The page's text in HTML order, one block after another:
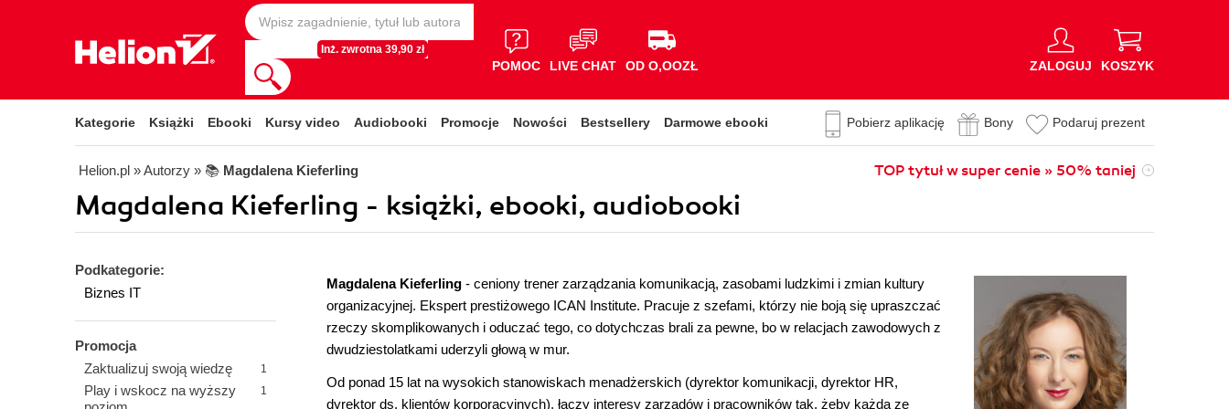
Inż. zwrotna 39,90 zł
POMOC LIVE CHAT OD O,OOZŁ ZALOGUJ KOSZYK
Kategorie Książki Ebooki Kursy video Audiobooki Promocje Nowości Bestsellery Darmowe ebooki Pobierz aplikację Bony Podaruj prezent
Helion.pl » Autorzy » 📚 Magdalena Kieferling TOP tytuł w super cenie » 50% taniej
Magdalena Kieferling - książki, ebooki, audiobooki
Podkategorie:
Biznes IT
Promocja
Zaktualizuj swoją wiedzę
1
Play i wskocz na wyższy
1
Magdalena Kieferling - ceniony trener zarządzania komunikacją, zasobami ludzkimi i zmian kultury
organizacyjnej. Ekspert prestiżowego ICAN Institute. Pracuje z szefami, którzy nie boją się upraszczać
rzeczy skomplikowanych i oduczać tego, co dotychczas brali za pewne, bo w relacjach zawodowych z
dwudziestolatkami uderzyli głową w mur.
Od ponad 15 lat na wysokich stanowiskach menadżerskich (dyrektor komunikacji, dyrektor HR,
dyrektor ds. klientów korporacyjnych), łączy interesy zarządów i pracowników tak, żeby każda ze